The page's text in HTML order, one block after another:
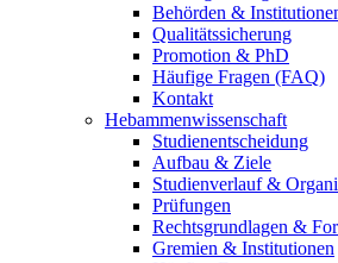
Behörden &
Qualitätssicherung
Promotion & PhD
Häufige Fragen (FAQ)
Kontakt
Hebammenwissenschaft
Studienentscheidung
Aufbau & Ziele
Studienverlauf &
Prüfungen
Rechtsgrundlagen &
Gremien & Institutionen